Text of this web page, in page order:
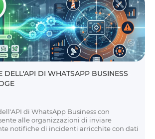
DELL'API DI WHATSAPP BUSINESS
di WhatsApp Business con
alle organizzazioni di inviare
notifiche di incidenti arricchite con dati